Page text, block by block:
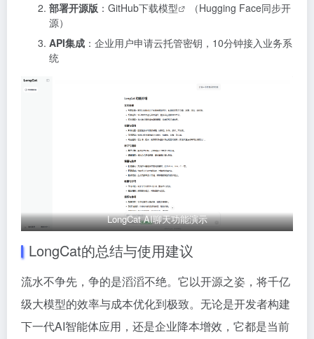
部署开源版 ： GitHub下载模型
（Hugging Face同步开
源）
API集成 ：企业用户申请云托管密钥，10分钟接入业务系
统
LongCat AI聊天功能演示
LongCat的总结与使用建议
流水不争先，争的是滔滔不绝。它以开源之姿，将千亿
级大模型的效率与成本优化到极致。无论是开发者构建
下一代AI智能体应用，还是企业降本增效，它都是当前